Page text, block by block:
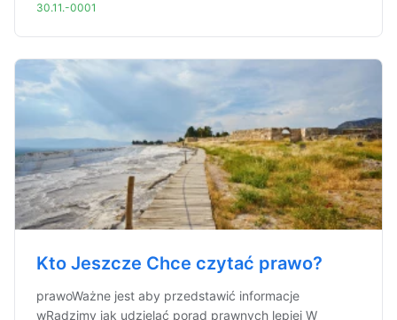
30.11.-0001
Kto Jeszcze Chce czytać prawo?
prawoWażne jest aby przedstawić informacje
wRadzimy jak udzielać porad prawnych lepiej W